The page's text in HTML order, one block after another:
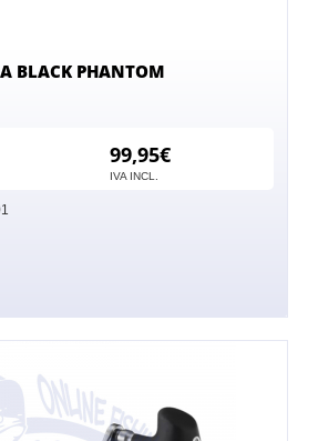
BLACK PHANTOM
99,95€
IVA INCL.